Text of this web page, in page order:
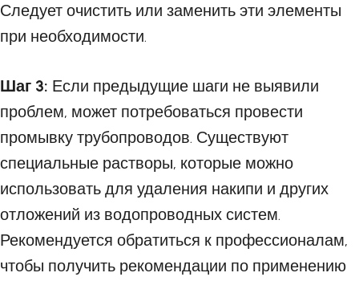
Следует очистить или заменить эти элементы
при необходимости.
Шаг 3: Если предыдущие шаги не выявили
проблем, может потребоваться провести
промывку трубопроводов. Существуют
специальные растворы, которые можно
использовать для удаления накипи и других
отложений из водопроводных систем.
Рекомендуется обратиться к профессионалам,
чтобы получить рекомендации по применению